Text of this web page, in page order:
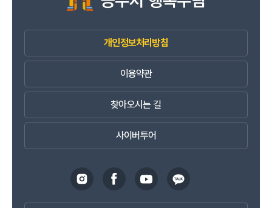
개인정보처리방침
이용약관
찾아오시는 길
사이버투어